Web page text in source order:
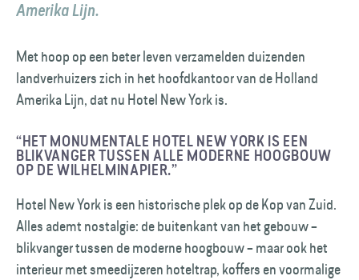
Amerika Lijn.
Met hoop op een beter leven verzamelden duizenden
landverhuizers zich in het hoofdkantoor van de Holland
Amerika Lijn, dat nu Hotel New York is.
“HET MONUMENTALE HOTEL NEW YORK IS EEN
BLIKVANGER TUSSEN ALLE MODERNE HOOGBOUW
OP DE WILHELMINAPIER.”
Hotel New York is een historische plek op de Kop van Zuid.
Alles ademt nostalgie: de buitenkant van het gebouw –
blikvanger tussen de moderne hoogbouw – maar ook het
interieur met smeedijzeren hoteltrap, koffers en voormalige